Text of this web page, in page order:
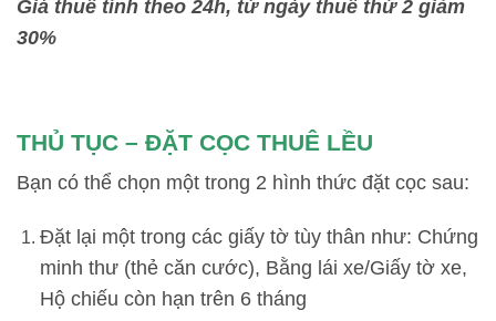
Giá thuê tính theo 24h, từ ngày thuê thứ 2 giảm
30%
THỦ TỤC – ĐẶT CỌC THUÊ LỀU
Bạn có thể chọn một trong 2 hình thức đặt cọc sau:
Đặt lại một trong các giấy tờ tùy thân như: Chứng
minh thư (thẻ căn cước), Bằng lái xe/Giấy tờ xe,
Hộ chiếu còn hạn trên 6 tháng